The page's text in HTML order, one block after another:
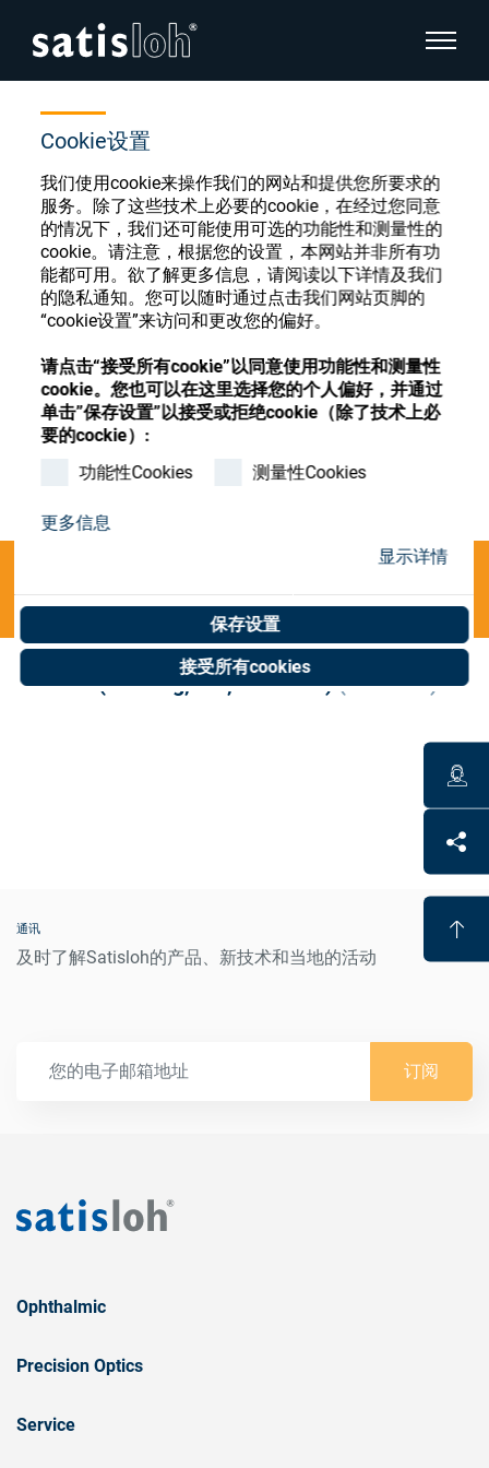
Cookie设置
我们使用cookie来操作我们的网站和提供您所要求的
服务。除了这些技术上必要的cookie，在经过您同意
的情况下，我们还可能使用可选的功能性和测量性的
cookie。请注意，根据您的设置，本网站并非所有功
能都可用。欲了解更多信息，请阅读以下详情及我们
的隐私通知。您可以随时通过点击我们网站页脚的
“cookie设置”来访问和更改您的偏好。
请点击“接受所有cookie”以同意使用功能性和测量性
cookie。您也可以在这里选择您的个人偏好，并通过
单击”保存设置”以接受或拒绝cookie（除了技术上必
要的cockie）:
功能性Cookies
测量性Cookies
更多信息
显示详情
保存设置
接受所有cookies
显示页
汉语
眼镜光学
精密光学
我们是谁
加入我们
隐藏页面导航
English
Deutsch
Español
Français
眼镜光学耗材商店
种眼镜光学耗材
Categories
INVALID(Training, int.,individual)(0 results)
通讯
及时了解Satisloh的产品、新技术和当地的活动
订阅
Ophthalmic
Precision Optics
Service